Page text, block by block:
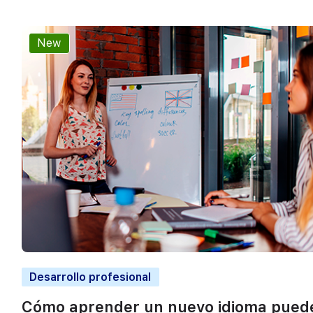
New
Desarrollo profesional
Cómo aprender un nuevo idioma